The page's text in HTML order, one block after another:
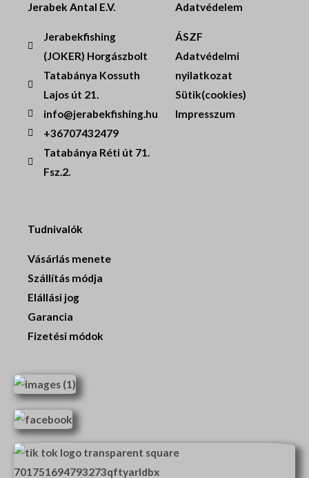
Jerabek Antal E.V.
Jerabekfishing
(JOKER) Horgászbolt
Tatabánya Kossuth
Lajos út 21.
info@jerabekfishing.hu
+36707432479
Tatabánya Réti út 71.
Fsz.2.
Adatvédelem
ÁSZF
Adatvédelmi
nyilatkozat
Sütik(cookies)
Impresszum
Tudnivalók
Vásárlás menete
Szállítás módja
Elállási jog
Garancia
Fizetési módok